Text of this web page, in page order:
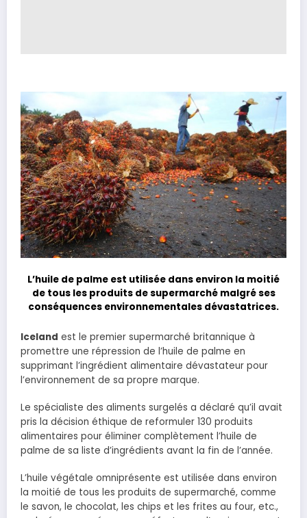
L’huile de palme est utilisée dans environ la moitié
de tous les produits de supermarché malgré ses
conséquences environnementales dévastatrices.
Iceland est le premier supermarché britannique à
promettre une répression de l’huile de palme en
supprimant l’ingrédient alimentaire dévastateur pour
l’environnement de sa propre marque.
Le spécialiste des aliments surgelés a déclaré qu’il avait
pris la décision éthique de reformuler 130 produits
alimentaires pour éliminer complètement l’huile de
palme de sa liste d’ingrédients avant la fin de l’année.
L’huile végétale omniprésente est utilisée dans environ
la moitié de tous les produits de supermarché, comme
le savon, le chocolat, les chips et les frites au four, etc.,